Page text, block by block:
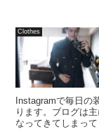
Clothes
Instagramで毎日の
ります。ブログは
なってきてしまっ